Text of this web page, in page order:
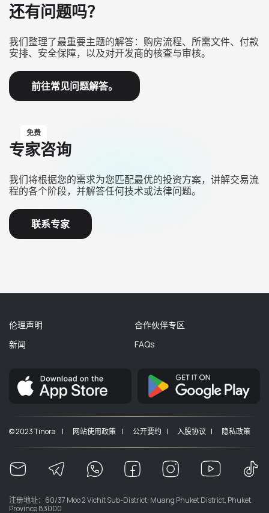
还有问题吗？
我们整理了最重要主题的解答：购房流程、所需文件、付款
安排、安全保障，以及对开发商的核查与审核。
前往常见问题解答。
免费
专家咨询
我们将根据您的需求为您匹配最优的投资方案，讲解交易流
程的各个阶段，并解答任何技术或法律问题。
联系专家
伦理声明
新闻
合作伙伴专区
FAQs
© 2023 Tinora | 网站使用政策 | 公开要约 | 入股协议 | 隐私政策
注册地址：60/37 Moo 2 Vichit Sub-District, Muang Phuket District, Phuket
Province 83000